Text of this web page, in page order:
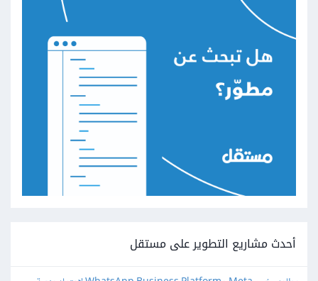
أحدث مشاريع التطوير على مستقل